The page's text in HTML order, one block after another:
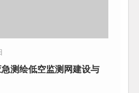
测绘低空监测网建设与